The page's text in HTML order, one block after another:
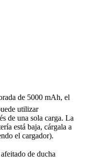
de 5000 mAh, el
utilizar
de una sola carga. La
está baja, cárgala a
el cargador).
de ducha